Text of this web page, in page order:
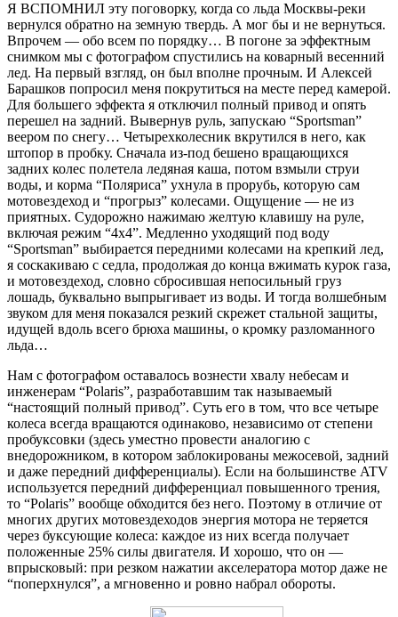
Я ВСПОМНИЛ эту поговорку, когда со льда Москвы-реки
вернулся обратно на земную твердь. А мог бы и не вернуться.
Впрочем — обо всем по порядку… В погоне за эффектным
снимком мы с фотографом спустились на коварный весенний
лед. На первый взгляд, он был вполне прочным. И Алексей
Барашков попросил меня покрутиться на месте перед камерой.
Для большего эффекта я отключил полный привод и опять
перешел на задний. Вывернув руль, запускаю “Sportsman”
веером по снегу… Четырехколесник вкрутился в него, как
штопор в пробку. Сначала из-под бешено вращающихся
задних колес полетела ледяная каша, потом взмыли струи
воды, и корма “Поляриса” ухнула в прорубь, которую сам
мотовездеход и “прогрыз” колесами. Ощущение — не из
приятных. Судорожно нажимаю желтую клавишу на руле,
включая режим “4х4”. Медленно уходящий под воду
“Sportsman” выбирается передними колесами на крепкий лед,
я соскакиваю с седла, продолжая до конца вжимать курок газа,
и мотовездеход, словно сбросившая непосильный груз
лошадь, буквально выпрыгивает из воды. И тогда волшебным
звуком для меня показался резкий скрежет стальной защиты,
идущей вдоль всего брюха машины, о кромку разломанного
льда…
Нам с фотографом оставалось вознести хвалу небесам и
инженерам “Polaris”, разработавшим так называемый
“настоящий полный привод”. Суть его в том, что все четыре
колеса всегда вращаются одинаково, независимо от степени
пробуксовки (здесь уместно провести аналогию с
внедорожником, в котором заблокированы межосевой, задний
и даже передний дифференциалы). Если на большинстве ATV
используется передний дифференциал повышенного трения,
то “Polaris” вообще обходится без него. Поэтому в отличие от
многих других мотовездеходов энергия мотора не теряется
через буксующие колеса: каждое из них всегда получает
положенные 25% силы двигателя. И хорошо, что он —
впрысковый: при резком нажатии акселератора мотор даже не
“поперхнулся”, а мгновенно и ровно набрал обороты.